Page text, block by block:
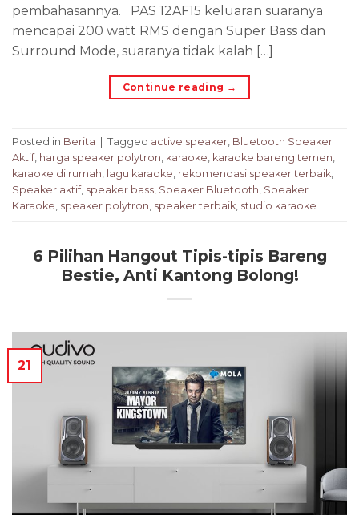
pembahasannya. PAS 12AF15 keluaran suaranya
mencapai 200 watt RMS dengan Super Bass dan
Surround Mode, suaranya tidak kalah […]
Continue reading →
Posted in Berita Tagged active speaker, Bluetooth Speaker
Aktif, harga speaker polytron, karaoke, karaoke bareng temen,
karaoke di rumah, lagu karaoke, rekomendasi speaker terbaik,
Speaker aktif, speaker bass, Speaker Bluetooth, Speaker
Karaoke, speaker polytron, speaker terbaik, studio karaoke
6 Pilihan Hangout Tipis-tipis Bareng
Bestie, Anti Kantong Bolong!
21